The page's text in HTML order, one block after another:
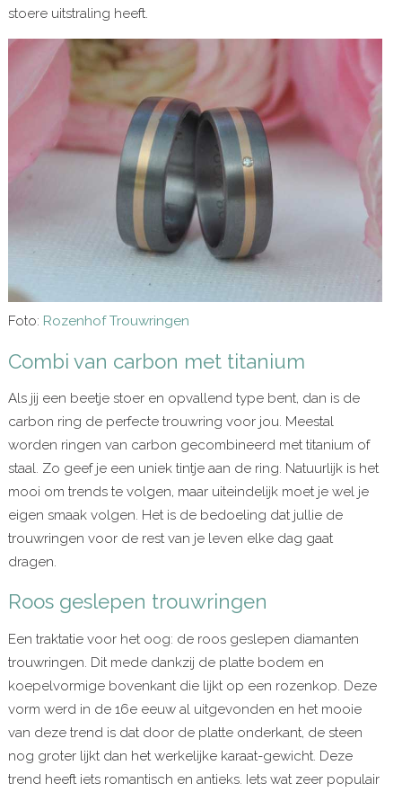
stoere uitstraling heeft.
Foto: Rozenhof Trouwringen
Combi van carbon met titanium
Als jij een beetje stoer en opvallend type bent, dan is de
carbon ring de perfecte trouwring voor jou. Meestal
worden ringen van carbon gecombineerd met titanium of
staal. Zo geef je een uniek tintje aan de ring. Natuurlijk is het
mooi om trends te volgen, maar uiteindelijk moet je wel je
eigen smaak volgen. Het is de bedoeling dat jullie de
trouwringen voor de rest van je leven elke dag gaat
dragen.
Roos geslepen trouwringen
Een traktatie voor het oog: de roos geslepen diamanten
trouwringen. Dit mede dankzij de platte bodem en
koepelvormige bovenkant die lijkt op een rozenkop. Deze
vorm werd in de 16e eeuw al uitgevonden en het mooie
van deze trend is dat door de platte onderkant, de steen
nog groter lijkt dan het werkelijke karaat-gewicht. Deze
trend heeft iets romantisch en antieks. Iets wat zeer populair